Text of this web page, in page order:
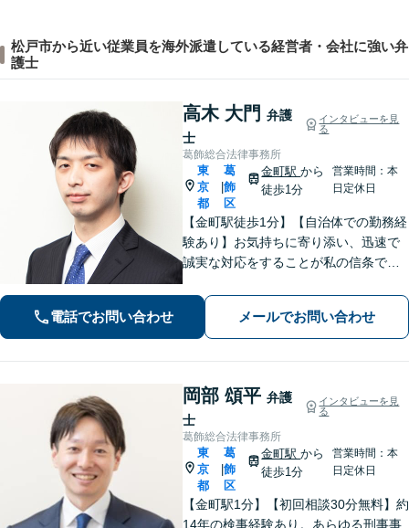
松戸市から近い従業員を海外派遣している経営者・会社に強い弁
護士
高木 大門 弁護
士
インタビューを見
る
葛飾総合法律事務所
東
京
都
葛
飾
区
金町駅から
徒歩1分
営業時間：本
日定休日
【金町駅徒歩1分】【自治体での勤務経
験あり】お気持ちに寄り添い、迅速で
誠実な対応をすることが私の信条で
し、最高のリーガルサービスをご提供
します。お気軽にご相談ください【初
回面談30分無料】【平日夜間対応可】
電話でお問い合わせ メールでお問い合わせ
岡部 頌平 弁護
士
インタビューを見
る
葛飾総合法律事務所
東
京
都
葛
飾
区
金町駅から
徒歩1分
営業時間：本
日定休日
【金町駅1分】【初回相談30分無料】約
14年の検事経験あり。あらゆる刑事事